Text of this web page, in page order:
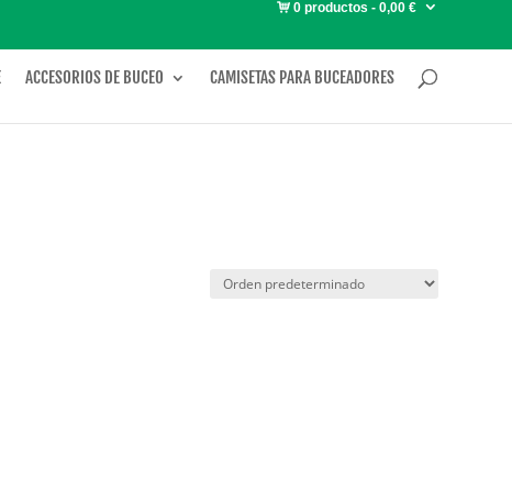
0 productos 0,00 €
ACCESORIOS DE BUCEO CAMISETAS PARA BUCEADORES